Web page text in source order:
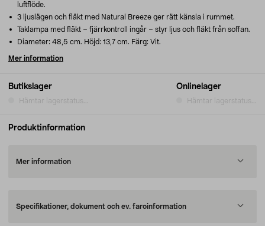
Butikslager
Hämtar lagerstatus...
Onlinelager
Hämtar lagerstatus...
luftflöde.
3 ljuslägen och fläkt med Natural Breeze ger rätt känsla i rummet.
Taklampa med fläkt – fjärrkontroll ingår – styr ljus och fläkt från soffan.
Diameter: 48,5 cm. Höjd: 13,7 cm. Färg: Vit.
Mer information
Produktinformation
Mer information
Specifikationer, dokument och ev. faroinformation